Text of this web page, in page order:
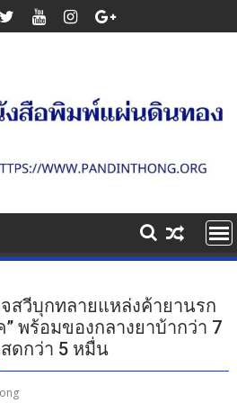
สวีบุกทลายแหล่งค้ายานรก
พร้อมของกลางยาบ้ากว่า 7
ดกว่า 5 หมื่น